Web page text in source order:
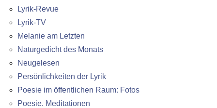
Lyrik-Revue
Lyrik-TV
Melanie am Letzten
Naturgedicht des Monats
Neugelesen
Persönlichkeiten der Lyrik
Poesie im öffentlichen Raum: Fotos
Poesie. Meditationen